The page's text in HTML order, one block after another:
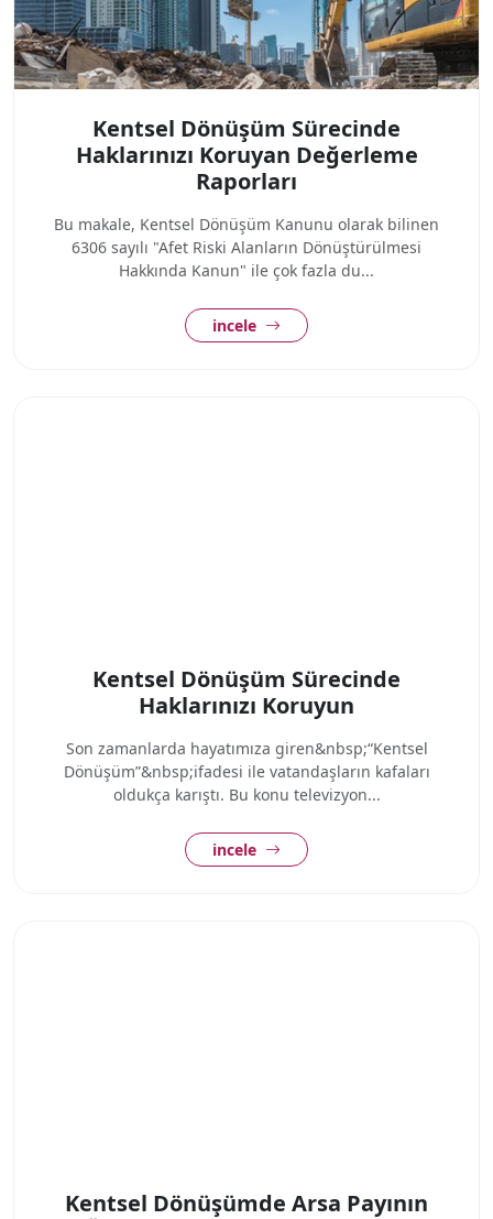
Kentsel Dönüşüm Sürecinde
Haklarınızı Koruyan Değerleme
Raporları
Bu makale, Kentsel Dönüşüm Kanunu olarak bilinen
6306 sayılı "Afet Riski Alanların Dönüştürülmesi
Hakkında Kanun" ile çok fazla du...
incele
Kentsel Dönüşüm Sürecinde
Haklarınızı Koruyun
Son zamanlarda hayatımıza giren&nbsp;“Kentsel
Dönüşüm”&nbsp;ifadesi ile vatandaşların kafaları
oldukça karıştı. Bu konu televizyon...
incele
Kentsel Dönüşümde Arsa Payının